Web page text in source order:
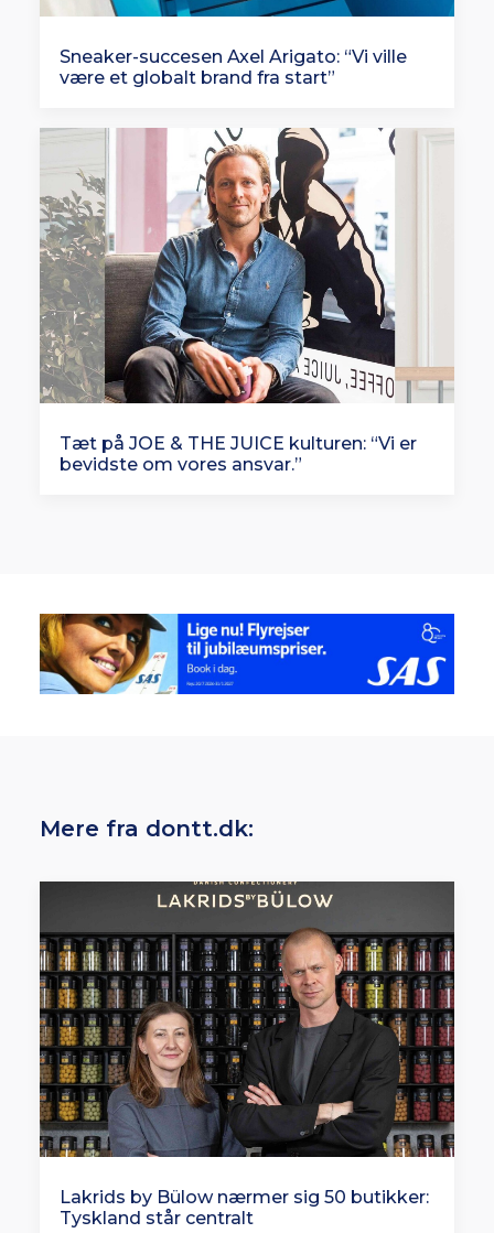
Sneaker-succesen Axel Arigato: “Vi ville
være et globalt brand fra start”
Tæt på JOE & THE JUICE kulturen: “Vi er
bevidste om vores ansvar.”
Mere fra dontt.dk:
Lakrids by Bülow nærmer sig 50 butikker:
Tyskland står centralt